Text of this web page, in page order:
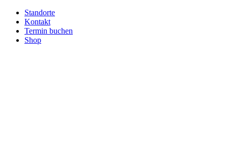
Standorte
Kontakt
Termin buchen
Shop